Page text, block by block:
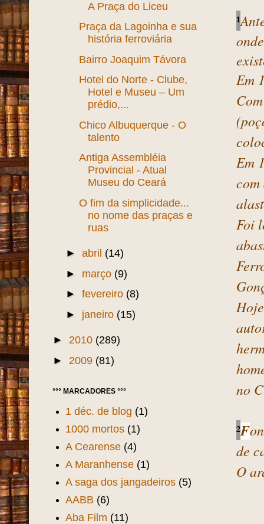
¹
Em
Em
Foi
no
²F
de
O
A Praça do Liceu
Praça da Lagoinha e sua
história ferroviária
Bairro Joaquim Távora
Hotel do Norte - Clube,
Hotel e Museu – Um
prédio,...
Chico Albuquerque - O
talento
Antiga Assembléia
Provincial - Atual
Museu do Ceará
O fim da simplicidade...
no nome das praças e
ruas
► abril (14)
► março (9)
► fevereiro (8)
► janeiro (15)
► 2010 (289)
► 2009 (81)
°°° MARCADORES °°°
1 déc. de blog (1)
1000 mortos (1)
A Cearense (4)
A Maranhense (1)
A saga dos jangadeiros (5)
AABB (6)
Aba Film (11)